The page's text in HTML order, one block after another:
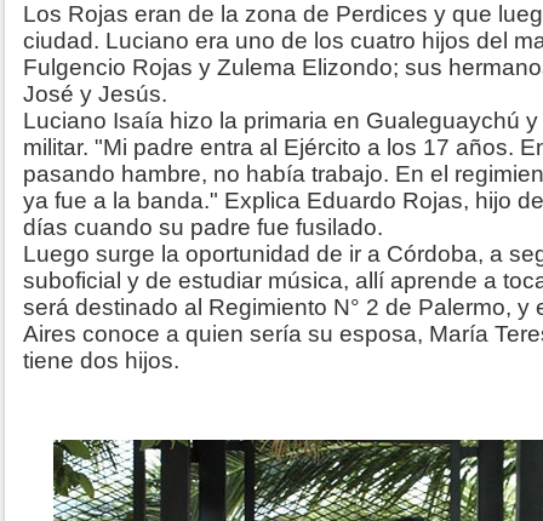
Los Rojas eran de la zona de Perdices y que
ciudad. Luciano era uno de los cuatro hijos del
Fulgencio Rojas y Zulema Elizondo; sus
José y Jesús.
Luciano Isaía hizo la primaria en Gualeguaychú
militar. "Mi padre entra al Ejército a los 17 años.
pasando hambre, no había trabajo. En el
ya fue a la banda." Explica Eduardo Rojas, hijo
días cuando su padre fue fusilado.
Luego surge la oportunidad de ir a Córdoba, a
suboficial y de estudiar música, allí aprende a
será destinado al Regimiento N° 2 de Palermo, y
Aires conoce a quien sería su esposa, María
tiene dos hijos.